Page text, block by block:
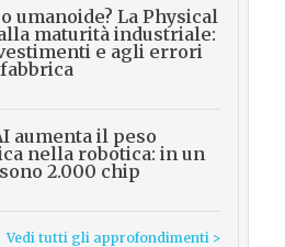
umanoide? La Physical
maturità industriale:
e agli errori
aumenta il peso
nella robotica: in un
2.000 chip
Vedi tutti gli approfondimenti >